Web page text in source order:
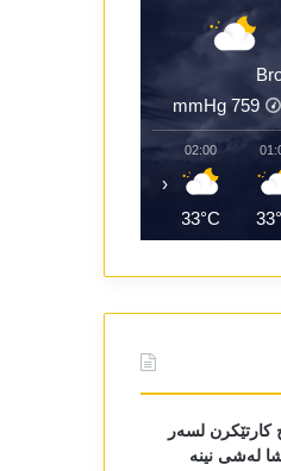
759
mmHg
02:00
33°C
‹
کارتێکرن لسەر
لەشی نینە